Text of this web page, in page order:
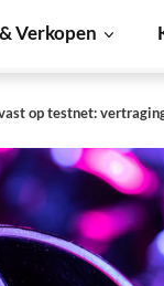
Verkopen
op testnet: